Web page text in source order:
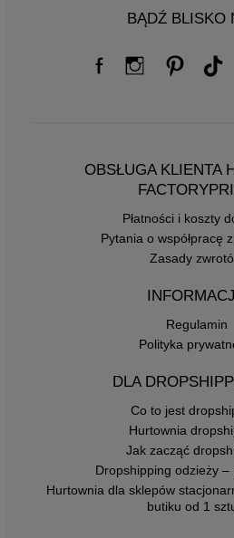
BĄDŹ BLISKO
OBSŁUGA KLIENTA
Płatności i koszty
Pytania o współpracę
Zasady
Regulamin
Polityka
DLA
Co to jest
Hurtownia
Jak zacząć
Dropshipping odzieży –
Hurtownia dla sklepów
butiku od 1